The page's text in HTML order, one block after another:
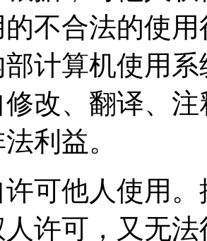
不合法的使
计算机使用
改、翻译、
利益。
许可他人使用
许可，又无